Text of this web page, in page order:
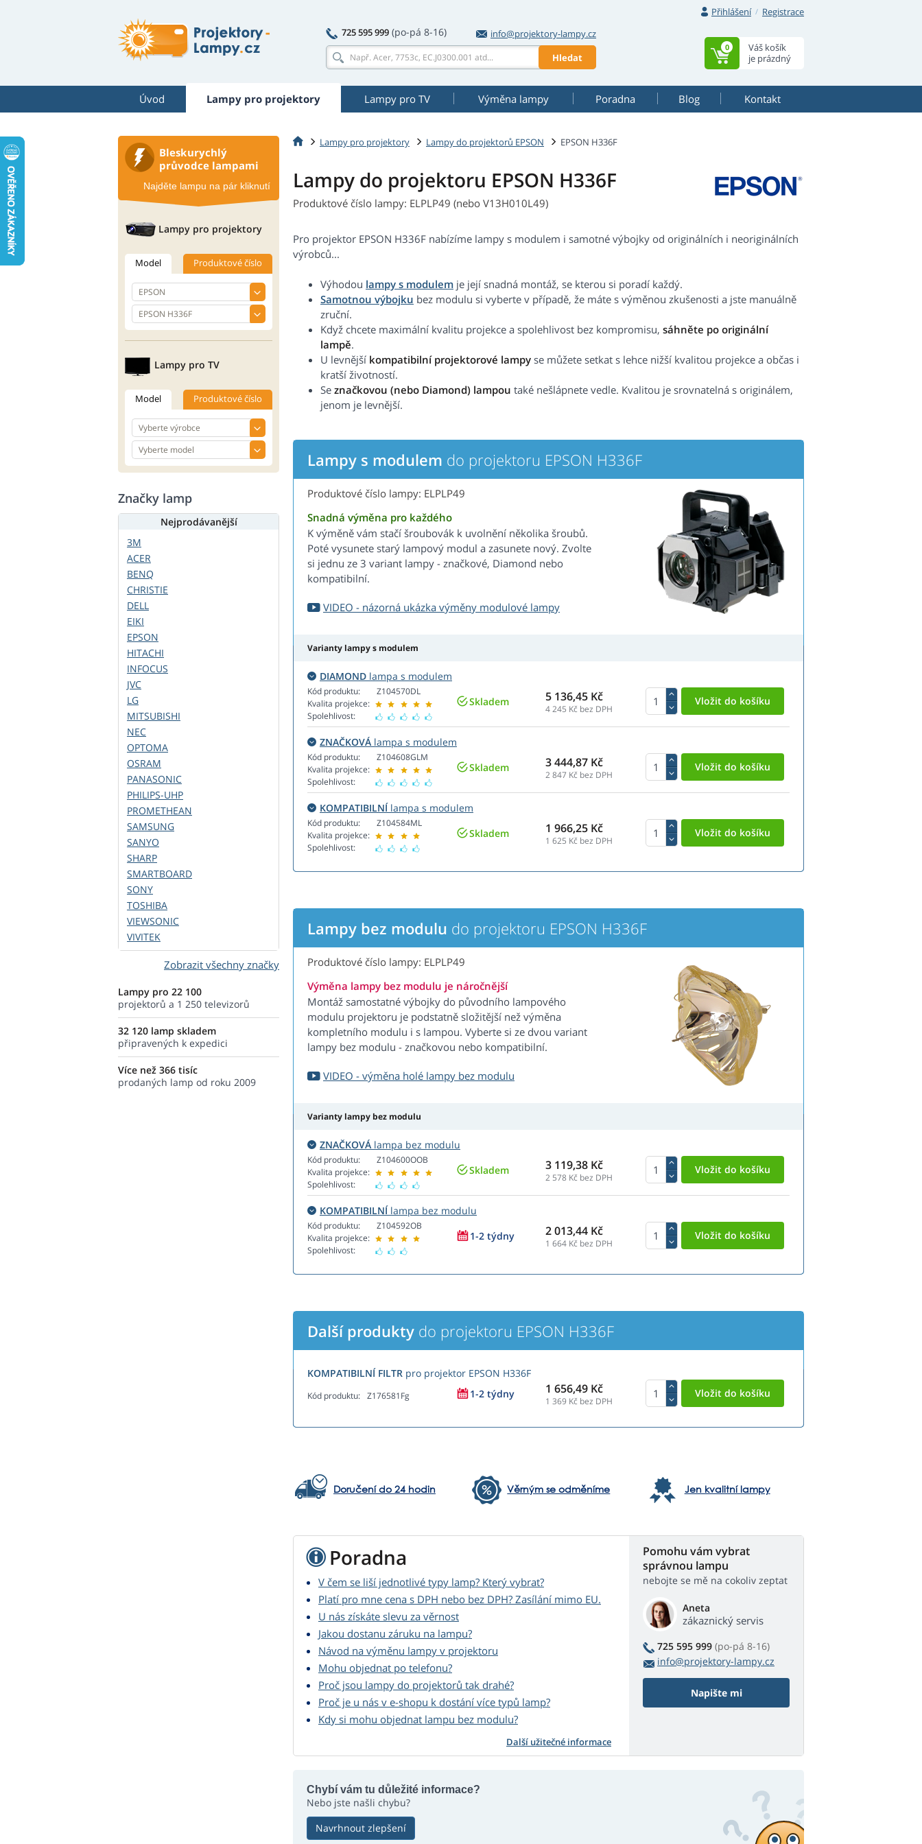
Přihlášení
Registrace
725 595 999 (po-pá 8-16)
info@projektory-lampy.cz
Hledat
Váš košík
je prázdný
0
Úvod Lampy pro projektory Lampy pro TV Výměna lampy Poradna Blog Kontakt
Lampy pro projektory Lampy do projektorů EPSON EPSON H336F
Lampy do projektoru EPSON H336F
Produktové číslo lampy: ELPLP49 (nebo V13H010L49)
Pro projektor EPSON H336F nabízíme lampy s modulem i samotné výbojky od originálních i neoriginálních
výrobců...
Výhodou lampy s modulem je její snadná montáž, se kterou si poradí každý.
Samotnou výbojku bez modulu si vyberte v případě, že máte s výměnou zkušenosti a jste manuálně
zruční.
Když chcete maximální kvalitu projekce a spolehlivost bez kompromisu, sáhněte po originální
lampě.
U levnější kompatibilní projektorové lampy se můžete setkat s lehce nižší kvalitou projekce a občas i
kratší životností.
Se značkovou (nebo Diamond) lampou také nešlápnete vedle. Kvalitou je srovnatelná s originálem,
jenom je levnější.
Lampy s modulem do projektoru EPSON H336F
Produktové číslo lampy: ELPLP49
Snadná výměna pro každého
K výměně vám stačí šroubovák k uvolnění několika šroubů.
Poté vysunete starý lampový modul a zasunete nový. Zvolte
si jednu ze 3 variant lampy - značkové, Diamond nebo
kompatibilní.
VIDEO - názorná ukázka výměny modulové lampy
Varianty lampy s modulem
DIAMOND lampa s modulem
Kód produktu:
Kvalita projekce:
Spolehlivost:
Z104570DL
Skladem 5 136,45 Kč
4 245 Kč bez DPH
ZNAČKOVÁ lampa s modulem
Kód produktu:
Kvalita projekce:
Spolehlivost:
Z104608GLM
Skladem 3 444,87 Kč
2 847 Kč bez DPH
KOMPATIBILNÍlampa s modulem
Kód produktu:
Kvalita projekce:
Spolehlivost:
Z104584ML
Skladem 1 966,25 Kč
1 625 Kč bez DPH
Lampy bez modulu do projektoru EPSON H336F
Produktové číslo lampy: ELPLP49
Výměna lampy bez modulu je náročnější
Montáž samostatné výbojky do původního lampového
modulu projektoru je podstatně složitější než výměna
kompletního modulu i s lampou. Vyberte si ze dvou variant
lampy bez modulu - značkovou nebo kompatibilní.
VIDEO - výměna holé lampy bez modulu
Varianty lampy bez modulu
ZNAČKOVÁ lampa bez modulu
Kód produktu:
Kvalita projekce:
Spolehlivost:
Z104600OOB
Skladem 3 119,38 Kč
2 578 Kč bez DPH
KOMPATIBILNÍlampa bez modulu
Kód produktu:
Kvalita projekce:
Spolehlivost:
Z104592OB
1-2 týdny 2 013,44 Kč
1 664 Kč bez DPH
Další produkty do projektoru EPSON H336F
KOMPATIBILNÍ FILTR pro projektor EPSON H336F
Kód produktu: Z176581Fg 1-2 týdny 1 656,49 Kč
1 369 Kč bez DPH
Doručení do 24 hodin Věrným se odměníme Jen kvalitní lampy
Poradna
V čem se liší jednotlivé typy lamp? Který vybrat?
Platí pro mne cena s DPH nebo bez DPH? Zasílání mimo EU.
U nás získáte slevu za věrnost
Jakou dostanu záruku na lampu?
Návod na výměnu lampy v projektoru
Mohu objednat po telefonu?
Proč jsou lampy do projektorů tak drahé?
Proč je u nás v e-shopu k dostání více typů lamp?
Kdy si mohu objednat lampu bez modulu?
Další užitečné informace
Pomohu vám vybrat
správnou lampu
nebojte se mě na cokoliv zeptat
Aneta
zákaznický servis
725 595 999 (po-pá 8-16)
info@projektory-lampy.cz
Napište mi
Chybí vám tu důležité informace?
Nebo jste našli chybu?
Navrhnout zlepšení
Bleskurychlý
průvodce lampami
Najděte lampu na pár kliknutí
Lampy pro projektory
Model Produktové číslo
Lampy pro TV
Model Produktové číslo
Značky lamp
Nejprodávanější
3M
ACER
BENQ
CHRISTIE
DELL
EIKI
EPSON
HITACHI
INFOCUS
JVC
LG
MITSUBISHI
NEC
OPTOMA
OSRAM
PANASONIC
PHILIPS-UHP
PROMETHEAN
SAMSUNG
SANYO
SHARP
SMARTBOARD
SONY
TOSHIBA
VIEWSONIC
VIVITEK
Zobrazit všechny značky
Lampy pro 22 100
projektorů a 1 250 televizorů
32 120 lamp skladem
připravených k expedici
Více než 366 tisíc
prodaných lamp od roku 2009